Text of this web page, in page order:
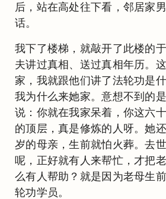
后，站在高处往下看，邻居家
话。
我下了楼梯，就敲开了此楼的
夫讲过真相、送过真相年历。
家，我就跟他们讲了法轮功是
我为什么来她家。意想不到的
说：你就在我家呆着，你这六
的顶层，真是修炼的人呀。她
岁的母亲，生前就怕火葬。去
呢，正好就有人来帮忙，才把
么有人帮助？就是因为老母生
轮功学员。